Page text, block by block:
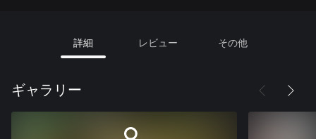
詳細 レビュー その他
ギャラリー